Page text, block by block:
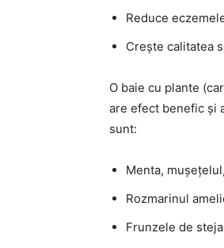
Reduce
Crește calitatea
O baie cu plante
are efect benefic și
sunt:
Menta,
Rozmarinul
Frunzele de